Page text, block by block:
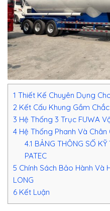
1 Thiết Kế Chuyên Dụng
2 Kết Cấu Khung Gầm
3 Hệ Thống 3 Trục FUWA
4 Hệ Thống Phanh Và Chân
4.1 BẢNG THÔNG SỐ
PATEC
5 Chính Sách Bảo Hành Và
LONG
6 Kết Luận